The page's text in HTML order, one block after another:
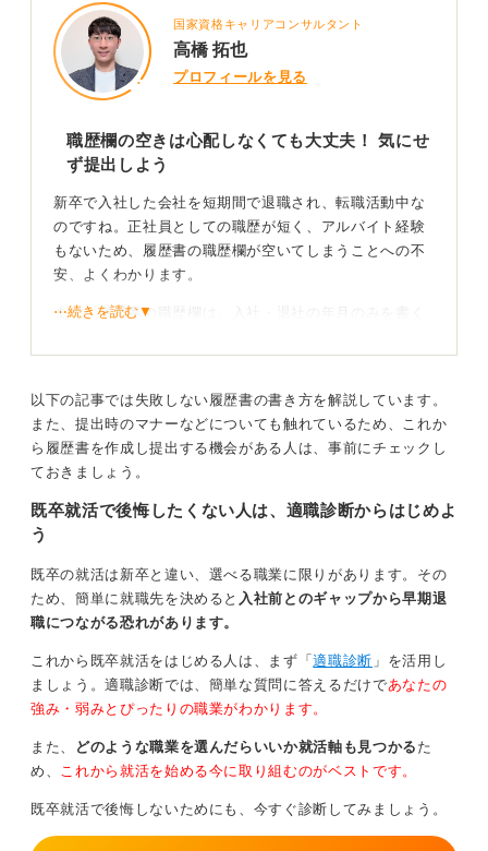
だととらえる必要はありません。
大切なのは、それをどう意味づけ、どのように次の一歩
につなげるかです。あなたが誠実に自分と向き合う姿勢
を見せることが、転職の成功を引き寄せる方法となりま
0
国家資格キャリアコンサルタント
高橋 拓也
プロフィールを見る
職歴欄の空きは心配しなくても大丈夫！ 気にせ
ず提出しよう
新卒で入社した会社を短期間で退職され、転職活動中な
のですね。正社員としての職歴が短く、アルバイト経験
もないため、履歴書の職歴欄が空いてしまうことへの不
安、よくわかります。
まず、履歴書の職歴欄は、入社・退社の年月のみを書く
がない場合は、在職中の場合は1行、すでに退職している
な書き方となります。
職歴欄がほとんど空いてしまうのは、決してあなたに問
題があるのではなく、履歴書フォーマットの特性上当た
になる
職歴欄の記載が短い分、面接官が職務内容を把握できる
しましょう。職務経歴書では、前職での具体的な職務内
容と実績を詳細に記載し、アピールします。
きると理想的ですが、数値化できない場合は「どのよう
な努力や工夫をしたか」というプロセスを具体的に記載
してください。仕事で得られたスキルや知見を明確に伝
⋯続きを読む▼
以下の記事では失敗しない履歴書の書き方を解説しています。
また、提出時のマナーなどについても触れているため、これか
ら履歴書を作成し提出する機会がある人は、事前にチェックし
ておきましょう。
既卒就活で後悔したくない人は、適職診断からはじめよ
う
既卒の就活は新卒と違い、選べる職業に限りがあります。その
ため、簡単に就職先を決めると 入社前とのギャップから早期退
職につながる恐れがあります。
これから既卒就活をはじめる人は、まず「適職診断 」を活用し
ましょう。適職診断では、簡単な質問に答えるだけであなたの
強み・弱みとぴったりの職業がわかります。
また、 どのような職業を選んだらいいか就活軸も見つかる た
め、 これから就活を始める今に取り組むのがベストです。
既卒就活で後悔しないためにも、今すぐ診断してみましょう。